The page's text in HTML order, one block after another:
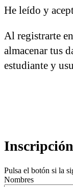
He leído y
Al registrarte
almacenar tus
estudiante y
Pulsa el botón si la
Nombres